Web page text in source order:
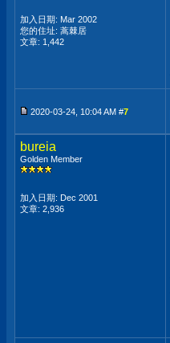
加入日期: Mar 2002
您的住址: 蒿棘居
文章: 1,442
2020-03-24, 10:04 AM #7
bureia
Golden Member
加入日期: Dec 2001
文章: 2,936